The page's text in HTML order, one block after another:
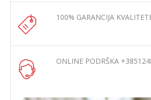
100% GARANCIJA
ONLINE PODRŠKA